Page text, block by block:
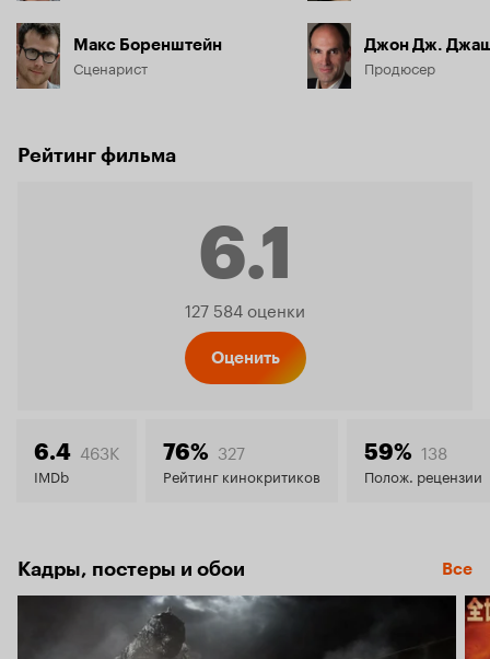
Макс Боренштейн
Сценарист
Джон Дж.
Продюсер
Рейтинг фильма
6.1
Рейтинг
6.1
127 584 оценки
Оценить
6.4 463K
IMDb
76% 327
Рейтинг кинокритиков
59% 138
Полож. рецензии
Кадры, постеры и обои Все